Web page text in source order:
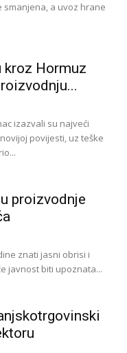
smanjena, a uvoz hrane
kroz Hormuz
izazvali su najveći
povijesti, uz teške
proizvodnje
znati jasni obrisi i
javnost biti upoznata...